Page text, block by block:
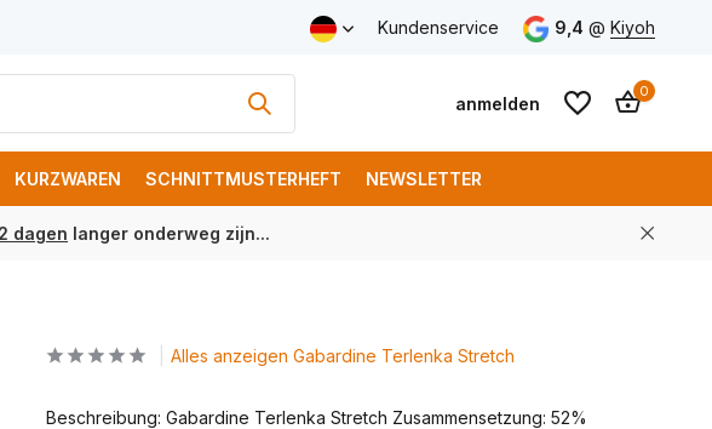
Kostenloser Versand ab € 150 (DE) Kundenservice 9,4 @ Kiyoh
anmelden
anlegen
0
KURZWAREN SCHNITTMUSTERHEFT NEWSLETTER
dagen langer onderweg zijn...
Alles anzeigen Gabardine Terlenka Stretch
Beschreibung: Gabardine Terlenka Stretch Zusammensetzung: 52%